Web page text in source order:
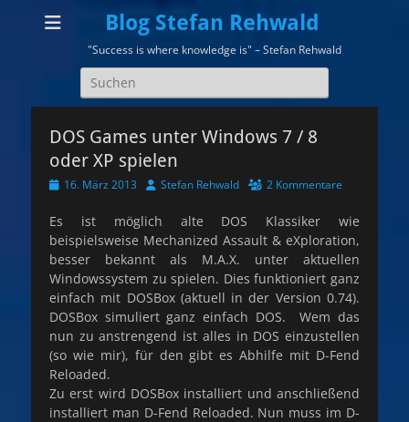
Blog Stefan Rehwald
"Success is where knowledge is" – Stefan Rehwald
Suchen
nach:
DOS Games unter Windows 7 / 8
oder XP spielen
Veröffentlicht
16. März 2013 AutorStefan Rehwald 2 Kommentare
Es ist möglich alte DOS Klassiker wie
beispielsweise Mechanized Assault & eXploration,
besser bekannt als M.A.X. unter aktuellen
Windowssystem zu spielen. Dies funktioniert ganz
einfach mit DOSBox (aktuell in der Version 0.74).
DOSBox simuliert ganz einfach DOS. Wem das
nun zu anstrengend ist alles in DOS einzustellen
(so wie mir), für den gibt es Abhilfe mit D-Fend
Reloaded.
Zu erst wird DOSBox installiert und anschließend
installiert man D-Fend Reloaded. Nun muss im D-